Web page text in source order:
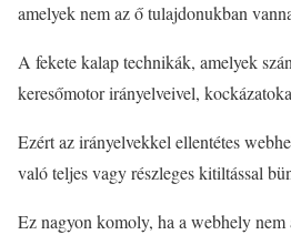
amelyek nem az ő tulajdonukban
A fekete kalap technikák, amelyek
keresőmotor irányelveivel,
Ezért az irányelvekkel ellentétes
való teljes vagy részleges kitiltással
Ez nagyon komoly, ha a webhely nem